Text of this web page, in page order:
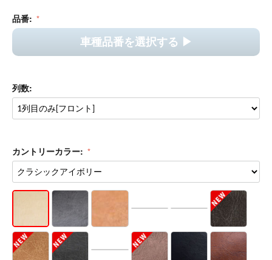
品番:
車種品番を選択する ▶︎
列数:
カントリーカラー: